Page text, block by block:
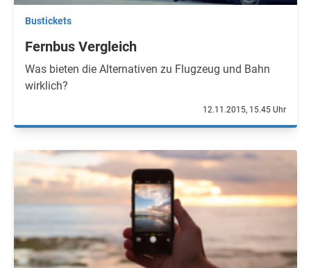
Bustickets
Fernbus Vergleich
Was bieten die Alternativen zu Flugzeug und Bahn
wirklich?
12.11.2015, 15.45 Uhr